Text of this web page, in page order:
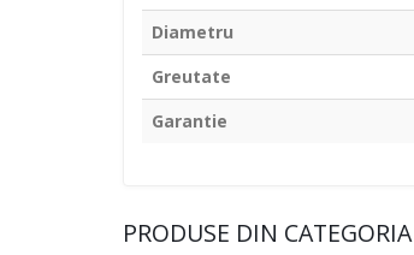
Diametru
Greutate
Garantie
PRODUSE DIN CATEGORIA